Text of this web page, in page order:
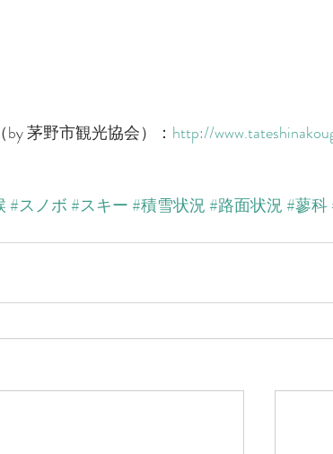
茅野市観光協会）： http://
#スノボ#スキー#積雪状況#路面状況#蓼科